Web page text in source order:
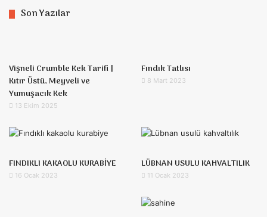
Son Yazılar
Vişneli Crumble Kek Tarifi |
Kıtır Üstü, Meyveli ve
Yumuşacık Kek
13 Ekim 2025
Fındık Tatlısı
8 Mart 2023
FINDIKLI KAKAOLU KURABİYE
16 Ocak 2023
LÜBNAN USULU KAHVALTILIK
11 Ocak 2023